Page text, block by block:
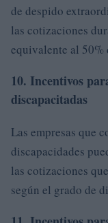
de despido
las cotizaciones
equivalente al 50%
10. Incentivos
discapacitadas
Las empresas que
discapacidades
las cotizaciones
según el grado de